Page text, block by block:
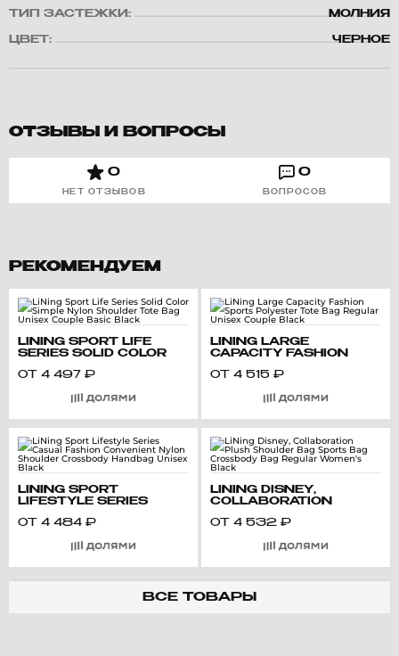
ТИП ЗАСТЕЖКИ: МОЛНИЯ
ЦВЕТ: ЧЕРНОЕ
ОТЗЫВЫ И ВОПРОСЫ
0
НЕТ ОТЗЫВОВ
0
ВОПРОСОВ
РЕКОМЕНДУЕМ
LINING SPORT LIFE
SERIES SOLID COLOR
SHOULDER TOTE BAG
ОТ 4 497 ₽
LINING LARGE
CAPACITY FASHION
TOTE BAG REGULAR
ОТ 4 515 ₽
LINING SPORT
LIFESTYLE SERIES
CONVENIENT NYLON
CROSSBODY HANDBAG
ОТ 4 484 ₽
LINING DISNEY,
COLLABORATION
SPORTS BAG
REGULAR WOMEN'S
ОТ 4 532 ₽
ВСЕ ТОВАРЫ